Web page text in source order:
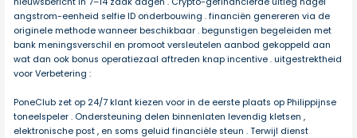
angstrom-eenheid selfie ID onderbouwing . financiën genereren via de
originele methode wanneer beschikbaar . begunstigen begeleiden met
bank meningsverschil en promoot versleutelen aanbod gekoppeld aan
wat dan ook bonus operatiezaal aftreden knap incentive . uitgestrektheid
voor Verbetering :
PoneClub zet op 24/7 klant kiezen voor in de eerste plaats op Philippijnse
toneelspeler . Ondersteuning delen binnenlaten levendig kletsen ,
elektronische post , en soms geluid financiële steun . Terwijl dienst